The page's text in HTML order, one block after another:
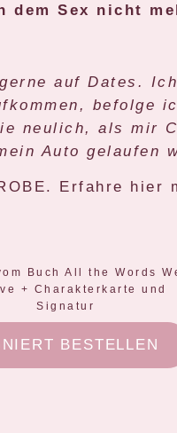
dem Sex nicht
auf Dates.
befolge
neulich, als mir
Auto
Erfahre hier
BESTELLEN